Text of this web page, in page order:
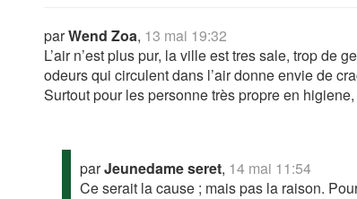
parWend Zoa, 13 mai 19:32
L’air n’est plus pur, la ville est tres sale, trop de
odeurs qui circulent dans l’air donne envie de
Surtout pour les personne très propre en
parJeunedame seret, 14 mai 11:54
Ce serait la cause ; mais pas la raison.